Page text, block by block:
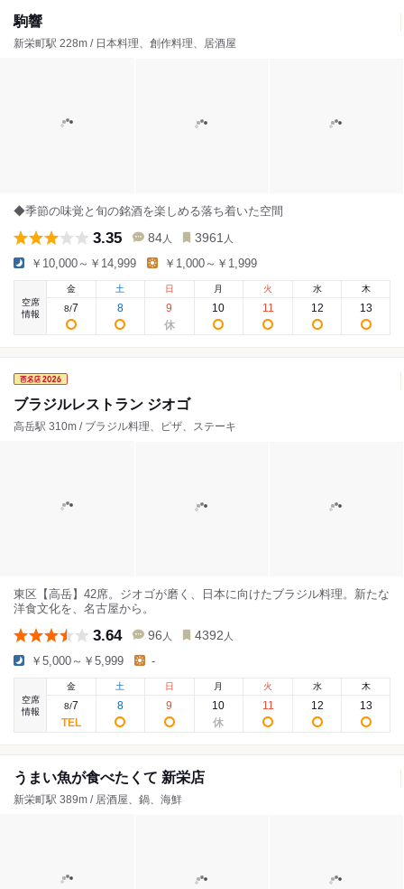
駒響
新栄町駅 228m / 日本料理、創作料理、居酒屋
◆季節の味覚と旬の銘酒を楽しめる落ち着いた空間
3.35 84 人 3961 人
￥10,000～￥14,999 ￥1,000～￥1,999
空席
情報
金
8/7
土
8
日
9
月
10
火
11
水
12
木
13
ブラジルレストラン ジオゴ
高岳駅 310m / ブラジル料理、ピザ、ステーキ
東区【高岳】42席。ジオゴが磨く、日本に向けたブラジル料理。新たな
洋食文化を、名古屋から。
3.64 96 人 4392 人
￥5,000～￥5,999 -
空席
情報
金
8/7
土
8
日
9
月
10
火
11
水
12
木
13
うまい魚が食べたくて 新栄店
新栄町駅 389m / 居酒屋、鍋、海鮮